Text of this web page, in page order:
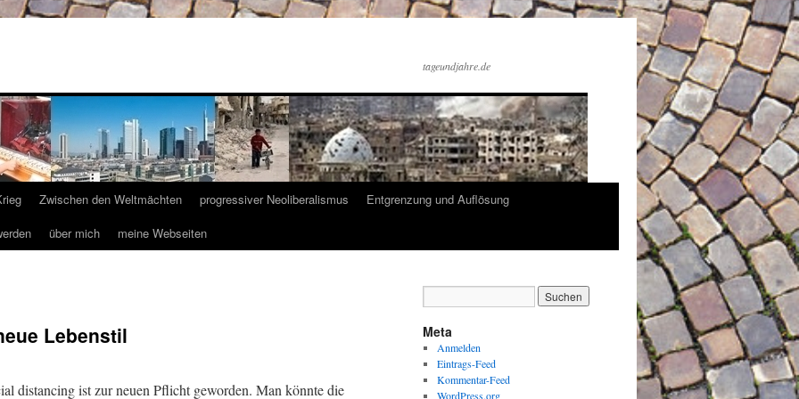
tageundjahre.de
Zwischen den Weltmächten progressiver Neoliberalismus
Entgrenzung und Auflösung
über mich meine Webseiten
Lebenstil
distancing ist zur neuen Pflicht geworden. Man könnte die
Meta
Anmelden
Eintrags-Feed
Kommentar-Feed
WordPress.org